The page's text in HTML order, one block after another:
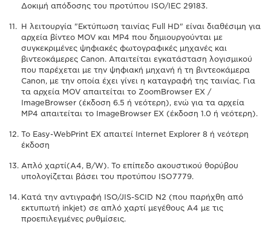
Δοκιμή απόδοσης του προτύπου ISO/IEC 29183.
Η λειτουργία "Εκτύπωση ταινίας Full HD" είναι διαθέσιμη για
αρχεία βίντεο MOV και MP4 που δημιουργούνται με
συγκεκριμένες ψηφιακές φωτογραφικές μηχανές και
βιντεοκάμερες Canon. Απαιτείται εγκατάσταση λογισμικού
που παρέχεται με την ψηφιακή μηχανή ή τη βιντεοκάμερα
Canon, με την οποία έχει γίνει η καταγραφή της ταινίας. Για
τα αρχεία MOV απαιτείται το ZoomBrowser EX /
ImageBrowser (έκδοση 6.5 ή νεότερη), ενώ για τα αρχεία
MP4 απαιτείται το ImageBrowser EX (έκδοση 1.0 ή νεότερη).
Το Easy-WebPrint EX απαιτεί Internet Explorer 8 ή νεότερη
έκδοση
Απλό χαρτί(A4, B/W). Το επίπεδο ακουστικού θορύβου
υπολογίζεται βάσει του προτύπου ISO7779.
Κατά την αντιγραφή ISO/JIS-SCID N2 (που παρήχθη από
εκτυπωτή inkjet) σε απλό χαρτί μεγέθους A4 με τις
προεπιλεγμένες ρυθμίσεις.